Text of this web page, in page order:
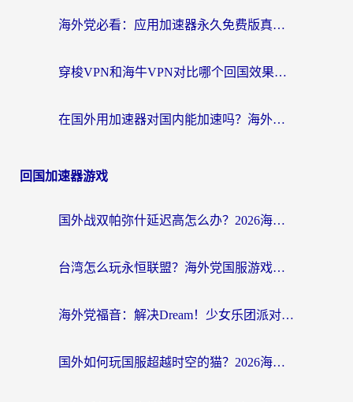
海外党必看：应用加速器永久免费版真的存在吗？教你选对回国加速器无缝刷国内资源
穿梭VPN和海牛VPN对比哪个回国效果更好？海外华人亲测3款热门加速器+避坑指南
在国外用加速器对国内能加速吗？海外党亲测有效的无缝访问指南
回国加速器游戏
国外战双帕弥什延迟高怎么办？2026海外畅玩国服游戏终极指南（附实测工具推荐）
台湾怎么玩永恒联盟？海外党国服游戏加速器选择全攻略（附3大热门游戏实测）
海外党福音：解决Dream！少女乐团派对！国外延迟的实用指南，附北美英国游戏加速方案
国外如何玩国服超越时空的猫？2026海外党必看的加速器选择指南